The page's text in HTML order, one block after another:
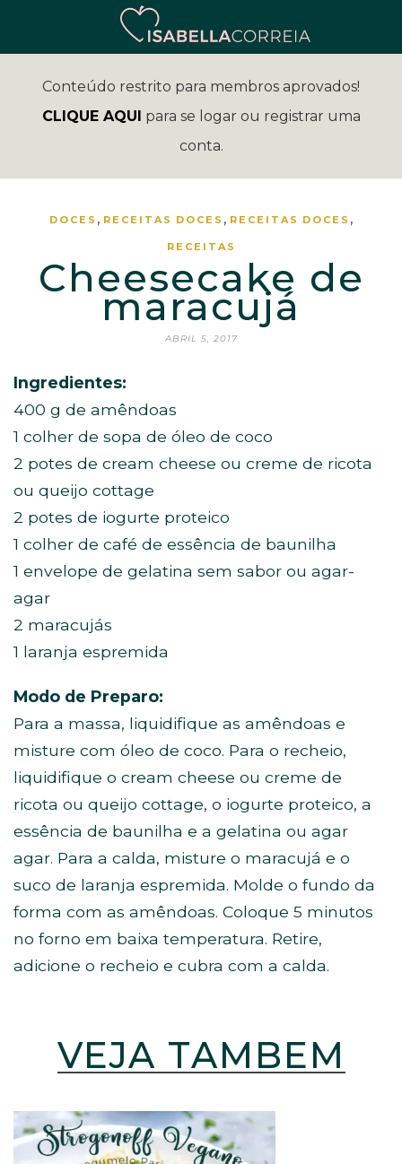
Conteúdo restrito para membros aprovados!
CLIQUE AQUI para se logar ou registrar uma
conta.
DOCES , RECEITAS DOCES , RECEITAS DOCES ,
RECEITAS
Cheesecake de
maracujá
ABRIL 5, 2017
Ingredientes:
400 g de amêndoas
1 colher de sopa de óleo de coco
2 potes de cream cheese ou creme de ricota
ou queijo cottage
2 potes de iogurte proteico
1 colher de café de essência de baunilha
1 envelope de gelatina sem sabor ou agar-
agar
2 maracujás
1 laranja espremida
Modo de Preparo:
Para a massa, liquidifique as amêndoas e
misture com óleo de coco. Para o recheio,
liquidifique o cream cheese ou creme de
ricota ou queijo cottage, o iogurte proteico, a
essência de baunilha e a gelatina ou agar
agar. Para a calda, misture o maracujá e o
suco de laranja espremida. Molde o fundo da
forma com as amêndoas. Coloque 5 minutos
no forno em baixa temperatura. Retire,
adicione o recheio e cubra com a calda.
VEJA TAMBÉM